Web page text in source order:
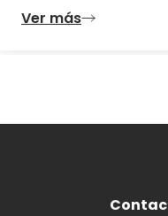
Ver más